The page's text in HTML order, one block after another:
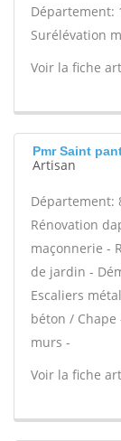
Département:
Surélévation
Voir la fiche
Pmr Saint
Artisan
Département:
Rénovation
maçonnerie -
de jardin -
Escaliers
béton /
murs -
Voir la fiche